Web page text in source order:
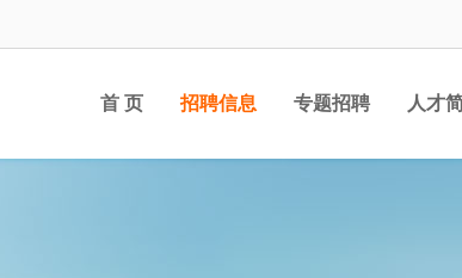
首 页 招聘信息 专题招聘 人才